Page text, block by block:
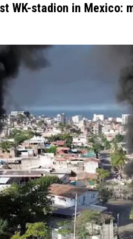
WK-stadion in Mexico: